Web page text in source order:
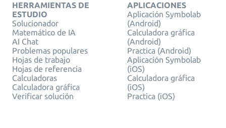
HERRAMIENTAS DE
ESTUDIO
Solucionador
Matemático de IA
AI Chat
Problemas populares
Hojas de trabajo
Hojas de referencia
Calculadoras
Calculadora gráfica
Verificar solución
APLICACIONES
Aplicación Symbolab
(Android)
Calculadora gráfica
(Android)
Practica (Android)
Aplicación Symbolab
(iOS)
Calculadora gráfica
(iOS)
Practica (iOS)